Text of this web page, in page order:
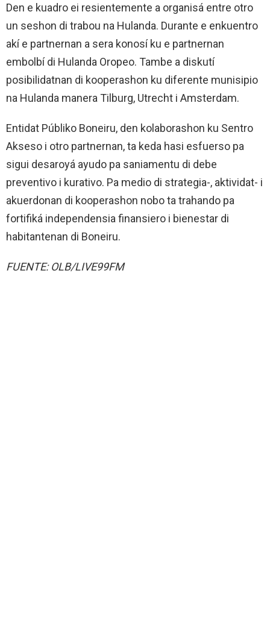
Den e kuadro ei resientemente a organisá entre otro
un seshon di trabou na Hulanda. Durante e enkuentro
akí e partnernan a sera konosí ku e partnernan
embolbí di Hulanda Oropeo. Tambe a diskutí
posibilidatnan di kooperashon ku diferente munisipio
na Hulanda manera Tilburg, Utrecht i Amsterdam.
Entidat Públiko Boneiru, den kolaborashon ku Sentro
Akseso i otro partnernan, ta keda hasi esfuerso pa
sigui desaroyá ayudo pa saniamentu di debe
preventivo i kurativo. Pa medio di strategia-, aktividat- i
akuerdonan di kooperashon nobo ta trahando pa
fortifiká independensia finansiero i bienestar di
habitantenan di Boneiru.
FUENTE: OLB/LIVE99FM